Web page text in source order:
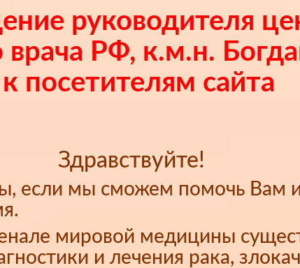
руководителя
врача РФ, к.м.н.
к посетителям сайта
Здравствуйте!
если мы сможем помочь Вам
мировой медицины
и лечения рака,